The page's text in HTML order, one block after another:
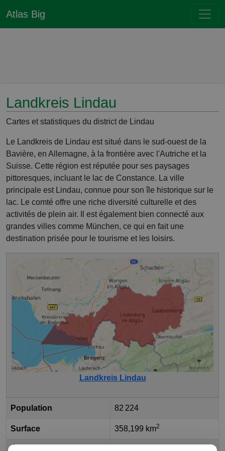
Atlas Big
Landkreis Lindau
Cartes et statistiques du district de Lindau
Le Landkreis de Lindau est situé dans le sud-ouest de la
Bavière, en Allemagne, à la frontière avec l'Autriche et la
Suisse. Cette région est réputée pour ses paysages
pittoresques, incluant le lac de Constance. La ville
principale est Lindau, connue pour son île historique sur le
lac. Le comté offre une riche diversité culturelle et des
activités de plein air. Il est également bien connecté aux
grandes villes comme München, ce qui en fait une
destination prisée pour le tourisme et les loisirs.
Landkreis Lindau
Population 82 224
Surface 358,199 km2